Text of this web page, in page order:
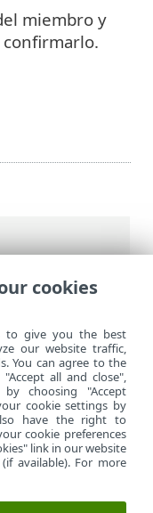
HOME>
miembro y
confirmarlo.
cookies
to give you the best
our website traffic,
You can agree to the
all and close",
choosing "Accept
cookie settings by
have the right to
cookie preferences
link in our website
available). For more